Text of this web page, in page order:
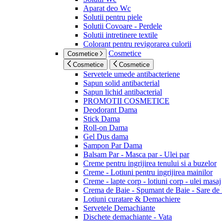
Aparat deo Wc
Solutii pentru piele
Solutii Covoare - Perdele
Solutii intretinere textile
Colorant pentru revigorarea culorii
Cosmetice Cosmetice
Cosmetice Cosmetice
Servetele umede antibacteriene
Sapun solid antibacterial
Sapun lichid antibacterial
PROMOTII COSMETICE
Deodorant Dama
Stick Dama
Roll-on Dama
Gel Dus dama
Sampon Par Dama
Balsam Par - Masca par - Ulei par
Creme pentru ingrijirea tenului si a buzelor
Creme - Lotiuni pentru ingrijirea mainilor
Creme - lapte corp - lotiuni corp - ulei masaj
Crema de Baie - Spumant de Baie - Sare de
Lotiuni curatare & Demachiere
Servetele Demachiante
Dischete demachiante - Vata